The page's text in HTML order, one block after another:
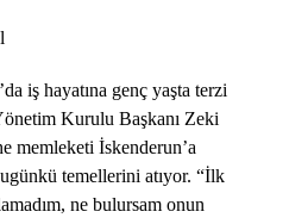
iş hayatına genç yaşta terzi
Kurulu Başkanı Zeki
memleketi İskenderun’a
temellerini atıyor. “İlk
ne bulursam onun